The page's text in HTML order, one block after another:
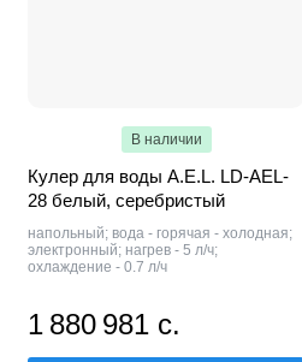
В наличии
Кулер для воды A.E.L. LD-AEL-
28 белый, серебристый
напольный; вода - горячая - холодная;
электронный; нагрев - 5 л/ч;
охлаждение - 0.7 л/ч
1 880 981 с.